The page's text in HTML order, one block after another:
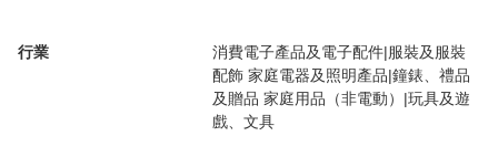
行業
消費電子產品及電子配件|服裝及服裝
配飾 家庭電器及照明產品|鐘錶、禮品
及贈品 家庭用品（非電動）|玩具及遊
戲、文具